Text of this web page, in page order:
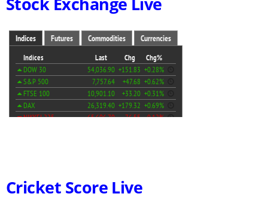
Cricket Score Live